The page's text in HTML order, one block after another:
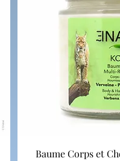
Baume Corps et